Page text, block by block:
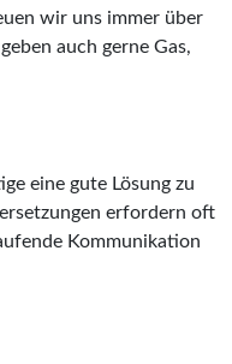
wir uns immer über
auch gerne Gas,
eine gute Lösung zu
erfordern oft
Kommunikation